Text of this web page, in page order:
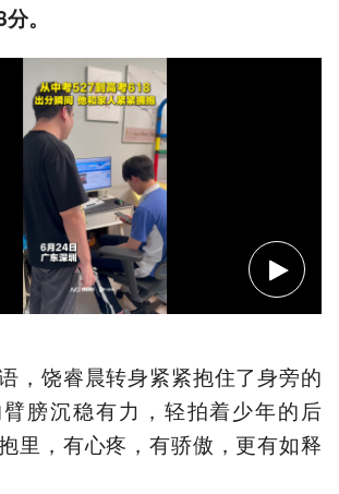
。
，饶睿晨转身紧紧抱住了身旁的
膀沉稳有力，轻拍着少年的后
里，有心疼，有骄傲，更有如释